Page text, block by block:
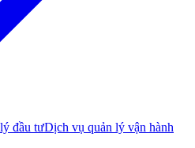
đầu tưDịch vụ quản lý vận hành